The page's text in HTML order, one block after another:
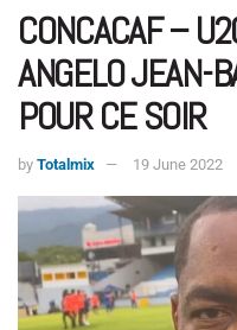
CONCACAF –
ANGELO JEAN-
POUR CE SOIR
by Totalmix 19 June 2022